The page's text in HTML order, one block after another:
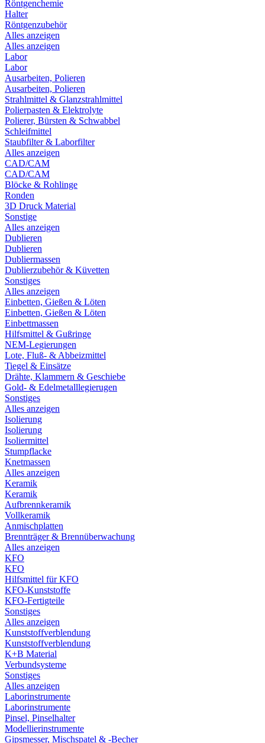
Röntgenchemie
Halter
Röntgenzubehör
Alles anzeigen
Alles anzeigen
Labor
Labor
Ausarbeiten, Polieren
Ausarbeiten, Polieren
Strahlmittel & Glanzstrahlmittel
Polierpasten & Elektrolyte
Polierer, Bürsten & Schwabbel
Schleifmittel
Staubfilter & Laborfilter
Alles anzeigen
CAD/CAM
CAD/CAM
Blöcke & Rohlinge
Ronden
3D Druck Material
Sonstige
Alles anzeigen
Dublieren
Dublieren
Dubliermassen
Dublierzubehör & Küvetten
Sonstiges
Alles anzeigen
Einbetten, Gießen & Löten
Einbetten, Gießen & Löten
Einbettmassen
Hilfsmittel & Gußringe
NEM-Legierungen
Lote, Fluß- & Abbeizmittel
Tiegel & Einsätze
Drähte, Klammern & Geschiebe
Gold- & Edelmetalllegierugen
Sonstiges
Alles anzeigen
Isolierung
Isolierung
Isoliermittel
Stumpflacke
Knetmassen
Alles anzeigen
Keramik
Keramik
Aufbrennkeramik
Vollkeramik
Anmischplatten
Brennträger & Brennüberwachung
Alles anzeigen
KFO
KFO
Hilfsmittel für KFO
KFO-Kunststoffe
KFO-Fertigteile
Sonstiges
Alles anzeigen
Kunststoffverblendung
Kunststoffverblendung
K+B Material
Verbundsysteme
Sonstiges
Alles anzeigen
Laborinstrumente
Laborinstrumente
Pinsel, Pinselhalter
Modellierinstrumente
Gipsmesser, Mischspatel & -Becher